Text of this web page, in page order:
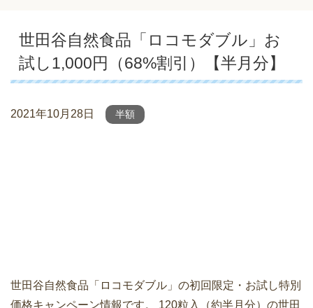
世田谷自然食品「ロコモダブル」お
試し1,000円（68%割引）【半月分】
2021年10月28日 半額
世田谷自然食品「ロコモダブル」の初回限定・お試し特別
価格キャンペーン情報です。 120粒入（約半月分）の世田